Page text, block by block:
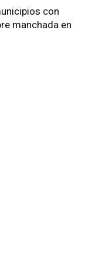
con
manchada en